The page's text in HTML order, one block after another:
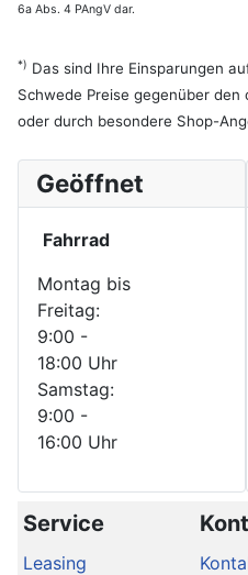
6a Abs. 4 PAngV dar.
*) Das sind Ihre Einsparungen
Schwede Preise gegenüber
oder durch besondere Shop-
Geöffnet
Fahrrad
Montag bis
Freitag:
9:00 -
18:00 Uhr
Samstag:
9:00 -
16:00 Uhr
Service
Leasing